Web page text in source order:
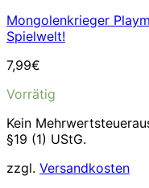
Mongolenkrieger
Spielwelt!
7,99€
Vorrätig
Kein
§19 (1) UStG.
zzgl. Versandkosten